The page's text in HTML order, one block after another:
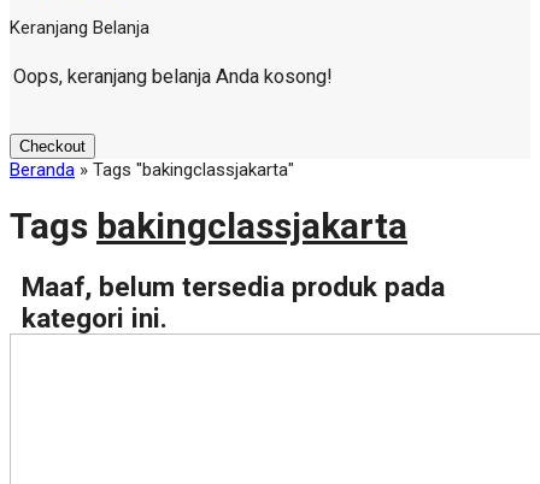
Keranjang Belanja
Oops, keranjang belanja Anda kosong!
Checkout
Beranda » Tags "bakingclassjakarta"
Tags bakingclassjakarta
Maaf, belum tersedia produk pada
kategori ini.